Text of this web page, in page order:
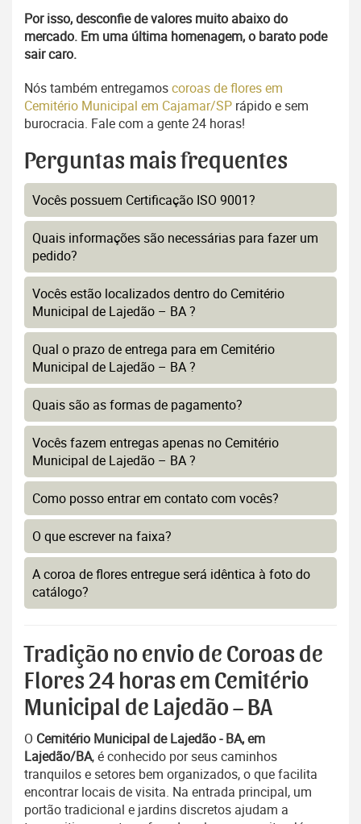
Por isso, desconfie de valores muito abaixo do
mercado. Em uma última homenagem, o barato pode
sair caro.
Nós também entregamoscoroas de flores em
Cemitério Municipal em Cajamar/SP rápido e sem
burocracia. Fale com a gente 24 horas!
Perguntas mais frequentes
Vocês possuem Certificação ISO 9001?
Quais informações são necessárias para fazer um
pedido?
Vocês estão localizados dentro do Cemitério
Municipal de Lajedão – BA ?
Qual o prazo de entrega para em Cemitério
Municipal de Lajedão – BA ?
Quais são as formas de pagamento?
Vocês fazem entregas apenas no Cemitério
Municipal de Lajedão – BA ?
Como posso entrar em contato com vocês?
O que escrever na faixa?
A coroa de flores entregue será idêntica à foto do
catálogo?
Tradição no envio de Coroas de
Flores 24 horas em Cemitério
Municipal de Lajedão – BA
O Cemitério Municipal de Lajedão - BA, em
Lajedão/BA, é conhecido por seus caminhos
tranquilos e setores bem organizados, o que facilita
encontrar locais de visita. Na entrada principal, um
portão tradicional e jardins discretos ajudam a